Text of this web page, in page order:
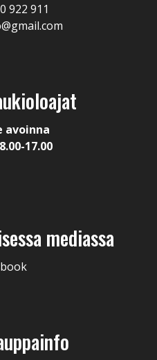
922 911
avoinna
17.00
mediassa